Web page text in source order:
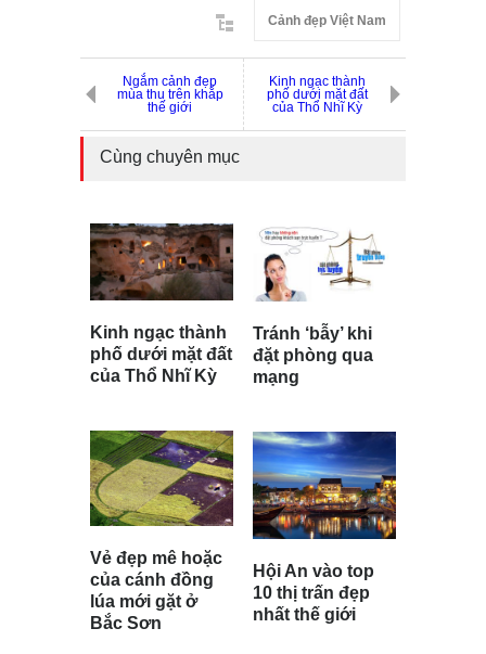
Cảnh đẹp Việt Nam
Ngắm cảnh đẹp
mùa thu trên khắp
thế giới
Kinh ngạc thành
phố dưới mặt đất
của Thổ Nhĩ Kỳ
Cùng chuyên mục
Kinh ngạc thành
phố dưới mặt đất
của Thổ Nhĩ Kỳ
Vẻ đẹp mê hoặc
của cánh đồng
lúa mới gặt ở
Bắc Sơn
Tránh ‘bẫy’ khi
đặt phòng qua
mạng
Hội An vào top
10 thị trấn đẹp
nhất thế giới